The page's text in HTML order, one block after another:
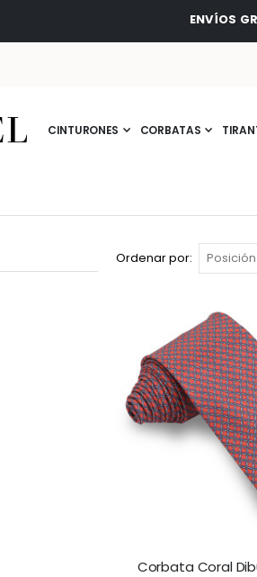
ENVÍOS
CINTURONES CORBATAS
Ordenar por
Corbata Coral